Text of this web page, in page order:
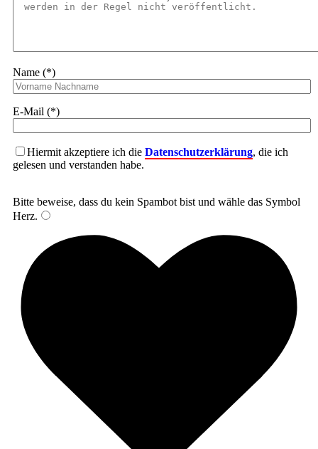
Name (*)
E-Mail (*)
Hiermit akzeptiere ich die Datenschutzerklärung, die ich
gelesen und verstanden habe.
Bitte beweise, dass du kein Spambot bist und wähle das Symbol
Herz.